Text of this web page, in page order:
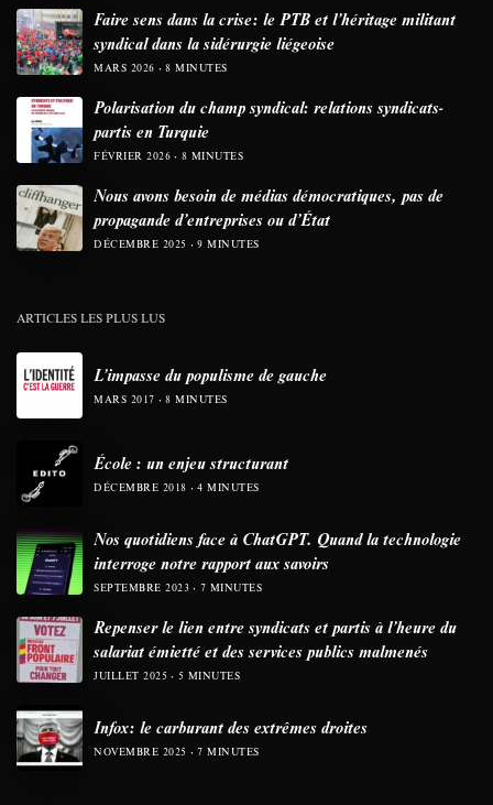
Faire sens dans la crise: le PTB et l’héritage militant
syndical dans la sidérurgie liégeoise
MARS 2026 8 MINUTES
Polarisation du champ syndical: relations syndicats-
partis en Turquie
FÉVRIER 2026 8 MINUTES
Nous avons besoin de médias démocratiques, pas de
propagande d’entreprises ou d’État
DÉCEMBRE 2025 9 MINUTES
ARTICLES LES PLUS LUS
L’impasse du populisme de gauche
MARS 2017 8 MINUTES
École : un enjeu structurant
DÉCEMBRE 2018 4 MINUTES
Nos quotidiens face à ChatGPT. Quand la technologie
interroge notre rapport aux savoirs
SEPTEMBRE 2023 7 MINUTES
Repenser le lien entre syndicats et partis à l’heure du
salariat émietté et des services publics malmenés
JUILLET 2025 5 MINUTES
Infox: le carburant des extrêmes droites
NOVEMBRE 2025 7 MINUTES